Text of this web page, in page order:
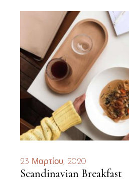
23 Μαρτίου, 2020
Scandinavian Breakfast